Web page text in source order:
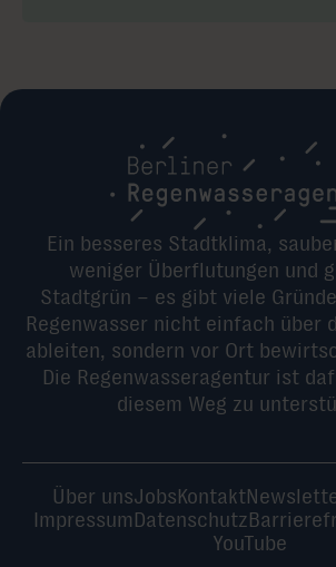
Ein besseres Stadtklima,
weniger Überflutungen und
Stadtgrün – es gibt viele
Regenwasser nicht einfach über
ableiten, sondern vor Ort
Die Regenwasseragentur ist
diesem Weg zu
Über unsJobsKontakt
Impressum Datenschutz
YouTube